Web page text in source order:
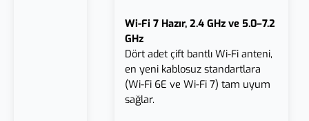
Wi-Fi 7 Hazır, 2.4 GHz ve 5.0–7.2
GHz
Dört adet çift bantlı Wi-Fi anteni,
en yeni kablosuz standartlara
(Wi-Fi 6E ve Wi-Fi 7) tam uyum
sağlar.